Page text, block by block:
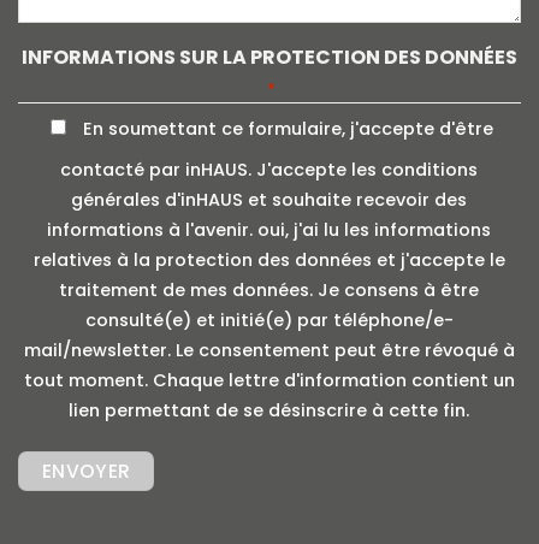
INFORMATIONS SUR LA PROTECTION DES DONNÉES
*
En soumettant ce formulaire, j'accepte d'être
contacté par inHAUS. J'accepte les conditions
générales d'inHAUS et souhaite recevoir des
informations à l'avenir. oui, j'ai lu les informations
relatives à la protection des données et j'accepte le
traitement de mes données. Je consens à être
consulté(e) et initié(e) par téléphone/e-
mail/newsletter. Le consentement peut être révoqué à
tout moment. Chaque lettre d'information contient un
lien permettant de se désinscrire à cette fin.